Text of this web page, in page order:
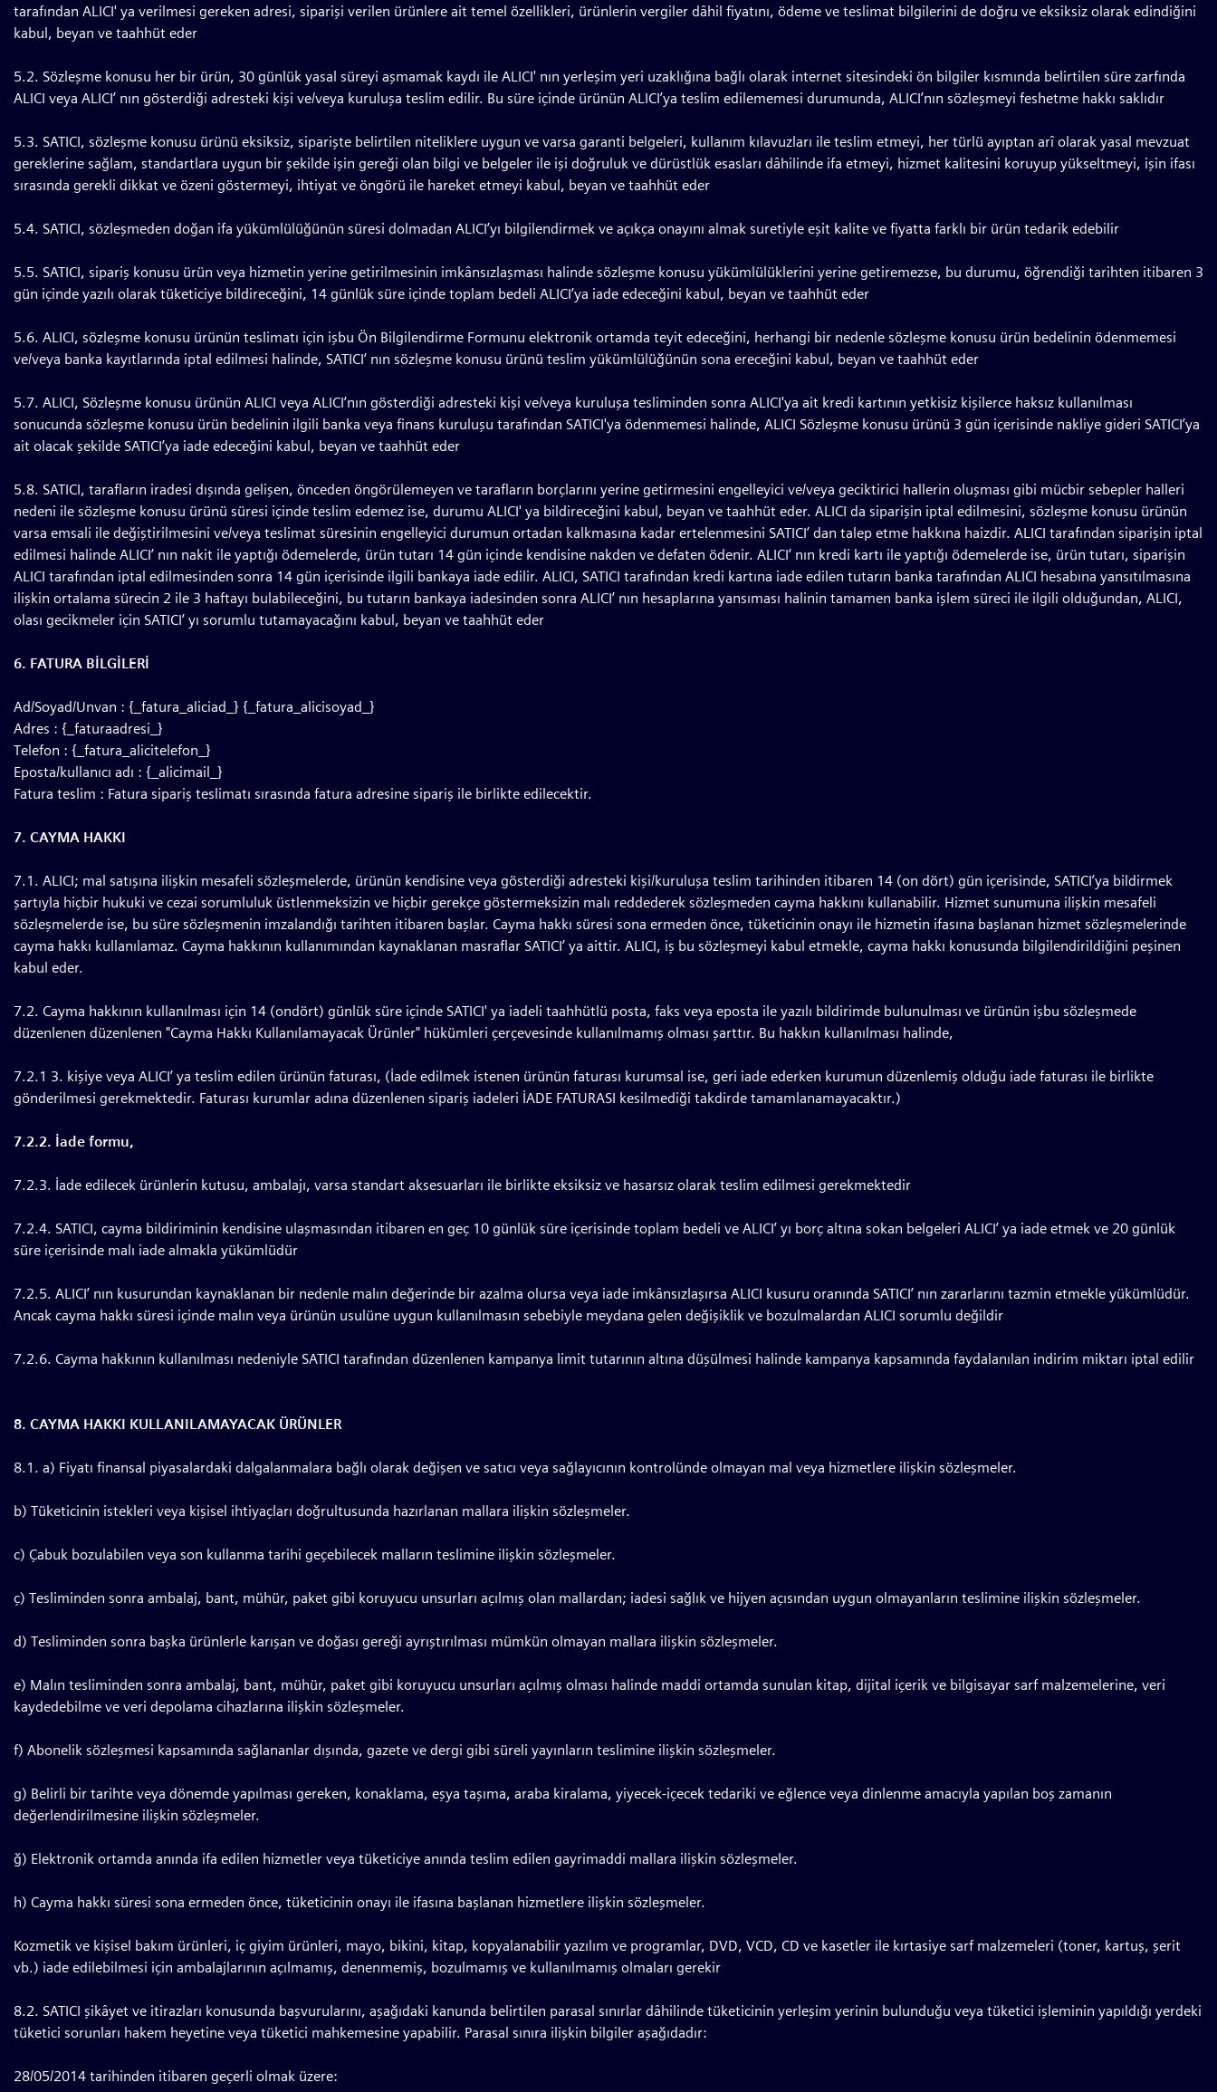
tarafından ALICI' ya verilmesi gereken adresi, siparişi verilen ürünlere ait temel özellikleri, ürünlerin vergiler dâhil fiyatını, ödeme ve teslimat bilgilerini de doğru ve eksiksiz olarak edindiğini
kabul, beyan ve taahhüt eder
5.2. Sözleşme konusu her bir ürün, 30 günlük yasal süreyi aşmamak kaydı ile ALICI' nın yerleşim yeri uzaklığına bağlı olarak internet sitesindeki ön bilgiler kısmında belirtilen süre zarfında
ALICI veya ALICI’ nın gösterdiği adresteki kişi ve/veya kuruluşa teslim edilir. Bu süre içinde ürünün ALICI’ya teslim edilememesi durumunda, ALICI’nın sözleşmeyi feshetme hakkı saklıdır
5.3. SATICI, sözleşme konusu ürünü eksiksiz, siparişte belirtilen niteliklere uygun ve varsa garanti belgeleri, kullanım kılavuzları ile teslim etmeyi, her türlü ayıptan arî olarak yasal mevzuat
gereklerine sağlam, standartlara uygun bir şekilde işin gereği olan bilgi ve belgeler ile işi doğruluk ve dürüstlük esasları dâhilinde ifa etmeyi, hizmet kalitesini koruyup yükseltmeyi, işin ifası
sırasında gerekli dikkat ve özeni göstermeyi, ihtiyat ve öngörü ile hareket etmeyi kabul, beyan ve taahhüt eder
5.4. SATICI, sözleşmeden doğan ifa yükümlülüğünün süresi dolmadan ALICI’yı bilgilendirmek ve açıkça onayını almak suretiyle eşit kalite ve fiyatta farklı bir ürün tedarik edebilir
5.5. SATICI, sipariş konusu ürün veya hizmetin yerine getirilmesinin imkânsızlaşması halinde sözleşme konusu yükümlülüklerini yerine getiremezse, bu durumu, öğrendiği tarihten itibaren 3
gün içinde yazılı olarak tüketiciye bildireceğini, 14 günlük süre içinde toplam bedeli ALICI’ya iade edeceğini kabul, beyan ve taahhüt eder
5.6. ALICI, sözleşme konusu ürünün teslimatı için işbu Ön Bilgilendirme Formunu elektronik ortamda teyit edeceğini, herhangi bir nedenle sözleşme konusu ürün bedelinin ödenmemesi
ve/veya banka kayıtlarında iptal edilmesi halinde, SATICI’ nın sözleşme konusu ürünü teslim yükümlülüğünün sona ereceğini kabul, beyan ve taahhüt eder
5.7. ALICI, Sözleşme konusu ürünün ALICI veya ALICI’nın gösterdiği adresteki kişi ve/veya kuruluşa tesliminden sonra ALICI'ya ait kredi kartının yetkisiz kişilerce haksız kullanılması
sonucunda sözleşme konusu ürün bedelinin ilgili banka veya finans kuruluşu tarafından SATICI'ya ödenmemesi halinde, ALICI Sözleşme konusu ürünü 3 gün içerisinde nakliye gideri SATICI’ya
ait olacak şekilde SATICI’ya iade edeceğini kabul, beyan ve taahhüt eder
5.8. SATICI, tarafların iradesi dışında gelişen, önceden öngörülemeyen ve tarafların borçlarını yerine getirmesini engelleyici ve/veya geciktirici hallerin oluşması gibi mücbir sebepler halleri
nedeni ile sözleşme konusu ürünü süresi içinde teslim edemez ise, durumu ALICI' ya bildireceğini kabul, beyan ve taahhüt eder. ALICI da siparişin iptal edilmesini, sözleşme konusu ürünün
varsa emsali ile değiştirilmesini ve/veya teslimat süresinin engelleyici durumun ortadan kalkmasına kadar ertelenmesini SATICI’ dan talep etme hakkına haizdir. ALICI tarafından siparişin iptal
edilmesi halinde ALICI’ nın nakit ile yaptığı ödemelerde, ürün tutarı 14 gün içinde kendisine nakden ve defaten ödenir. ALICI’ nın kredi kartı ile yaptığı ödemelerde ise, ürün tutarı, siparişin
ALICI tarafından iptal edilmesinden sonra 14 gün içerisinde ilgili bankaya iade edilir. ALICI, SATICI tarafından kredi kartına iade edilen tutarın banka tarafından ALICI hesabına yansıtılmasına
ilişkin ortalama sürecin 2 ile 3 haftayı bulabileceğini, bu tutarın bankaya iadesinden sonra ALICI’ nın hesaplarına yansıması halinin tamamen banka işlem süreci ile ilgili olduğundan, ALICI,
olası gecikmeler için SATICI’ yı sorumlu tutamayacağını kabul, beyan ve taahhüt eder
6. FATURA BİLGİLERİ
Ad/Soyad/Unvan : {_fatura_aliciad_} {_fatura_alicisoyad_}
Adres : {_faturaadresi_}
Telefon : {_fatura_alicitelefon_}
Eposta/kullanıcı adı : {_alicimail_}
Fatura teslim : Fatura sipariş teslimatı sırasında fatura adresine sipariş ile birlikte edilecektir.
7. CAYMA HAKKI
7.1. ALICI; mal satışına ilişkin mesafeli sözleşmelerde, ürünün kendisine veya gösterdiği adresteki kişi/kuruluşa teslim tarihinden itibaren 14 (on dört) gün içerisinde, SATICI’ya bildirmek
şartıyla hiçbir hukuki ve cezai sorumluluk üstlenmeksizin ve hiçbir gerekçe göstermeksizin malı reddederek sözleşmeden cayma hakkını kullanabilir. Hizmet sunumuna ilişkin mesafeli
sözleşmelerde ise, bu süre sözleşmenin imzalandığı tarihten itibaren başlar. Cayma hakkı süresi sona ermeden önce, tüketicinin onayı ile hizmetin ifasına başlanan hizmet sözleşmelerinde
cayma hakkı kullanılamaz. Cayma hakkının kullanımından kaynaklanan masraflar SATICI’ ya aittir. ALICI, iş bu sözleşmeyi kabul etmekle, cayma hakkı konusunda bilgilendirildiğini peşinen
kabul eder.
7.2. Cayma hakkının kullanılması için 14 (ondört) günlük süre içinde SATICI' ya iadeli taahhütlü posta, faks veya eposta ile yazılı bildirimde bulunulması ve ürünün işbu sözleşmede
düzenlenen düzenlenen "Cayma Hakkı Kullanılamayacak Ürünler" hükümleri çerçevesinde kullanılmamış olması şarttır. Bu hakkın kullanılması halinde,
7.2.1 3. kişiye veya ALICI’ ya teslim edilen ürünün faturası, (İade edilmek istenen ürünün faturası kurumsal ise, geri iade ederken kurumun düzenlemiş olduğu iade faturası ile birlikte
gönderilmesi gerekmektedir. Faturası kurumlar adına düzenlenen sipariş iadeleri İADE FATURASI kesilmediği takdirde tamamlanamayacaktır.)
7.2.2. İade formu,
7.2.3. İade edilecek ürünlerin kutusu, ambalajı, varsa standart aksesuarları ile birlikte eksiksiz ve hasarsız olarak teslim edilmesi gerekmektedir
7.2.4. SATICI, cayma bildiriminin kendisine ulaşmasından itibaren en geç 10 günlük süre içerisinde toplam bedeli ve ALICI’ yı borç altına sokan belgeleri ALICI’ ya iade etmek ve 20 günlük
süre içerisinde malı iade almakla yükümlüdür
7.2.5. ALICI’ nın kusurundan kaynaklanan bir nedenle malın değerinde bir azalma olursa veya iade imkânsızlaşırsa ALICI kusuru oranında SATICI’ nın zararlarını tazmin etmekle yükümlüdür.
Ancak cayma hakkı süresi içinde malın veya ürünün usulüne uygun kullanılmasın sebebiyle meydana gelen değişiklik ve bozulmalardan ALICI sorumlu değildir
7.2.6. Cayma hakkının kullanılması nedeniyle SATICI tarafından düzenlenen kampanya limit tutarının altına düşülmesi halinde kampanya kapsamında faydalanılan indirim miktarı iptal edilir
8. CAYMA HAKKI KULLANILAMAYACAK ÜRÜNLER
8.1. a) Fiyatı finansal piyasalardaki dalgalanmalara bağlı olarak değişen ve satıcı veya sağlayıcının kontrolünde olmayan mal veya hizmetlere ilişkin sözleşmeler.
b) Tüketicinin istekleri veya kişisel ihtiyaçları doğrultusunda hazırlanan mallara ilişkin sözleşmeler.
c) Çabuk bozulabilen veya son kullanma tarihi geçebilecek malların teslimine ilişkin sözleşmeler.
ç) Tesliminden sonra ambalaj, bant, mühür, paket gibi koruyucu unsurları açılmış olan mallardan; iadesi sağlık ve hijyen açısından uygun olmayanların teslimine ilişkin sözleşmeler.
d) Tesliminden sonra başka ürünlerle karışan ve doğası gereği ayrıştırılması mümkün olmayan mallara ilişkin sözleşmeler.
e) Malın tesliminden sonra ambalaj, bant, mühür, paket gibi koruyucu unsurları açılmış olması halinde maddi ortamda sunulan kitap, dijital içerik ve bilgisayar sarf malzemelerine, veri
kaydedebilme ve veri depolama cihazlarına ilişkin sözleşmeler.
f) Abonelik sözleşmesi kapsamında sağlananlar dışında, gazete ve dergi gibi süreli yayınların teslimine ilişkin sözleşmeler.
g) Belirli bir tarihte veya dönemde yapılması gereken, konaklama, eşya taşıma, araba kiralama, yiyecek-içecek tedariki ve eğlence veya dinlenme amacıyla yapılan boş zamanın
değerlendirilmesine ilişkin sözleşmeler.
ğ) Elektronik ortamda anında ifa edilen hizmetler veya tüketiciye anında teslim edilen gayrimaddi mallara ilişkin sözleşmeler.
h) Cayma hakkı süresi sona ermeden önce, tüketicinin onayı ile ifasına başlanan hizmetlere ilişkin sözleşmeler.
Kozmetik ve kişisel bakım ürünleri, iç giyim ürünleri, mayo, bikini, kitap, kopyalanabilir yazılım ve programlar, DVD, VCD, CD ve kasetler ile kırtasiye sarf malzemeleri (toner, kartuş, şerit
vb.) iade edilebilmesi için ambalajlarının açılmamış, denenmemiş, bozulmamış ve kullanılmamış olmaları gerekir
8.2. SATICI şikâyet ve itirazları konusunda başvurularını, aşağıdaki kanunda belirtilen parasal sınırlar dâhilinde tüketicinin yerleşim yerinin bulunduğu veya tüketici işleminin yapıldığı yerdeki
tüketici sorunları hakem heyetine veya tüketici mahkemesine yapabilir. Parasal sınıra ilişkin bilgiler aşağıdadır:
28/05/2014 tarihinden itibaren geçerli olmak üzere: